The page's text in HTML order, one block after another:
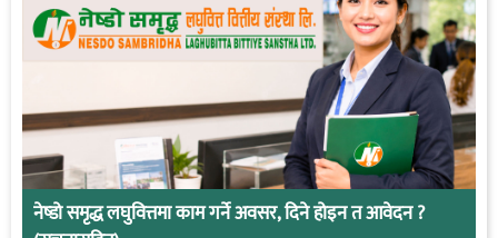
नेष्डो समृद्ध लघुवित्तमा काम गर्ने अवसर, दिने होइन त आवेदन ?